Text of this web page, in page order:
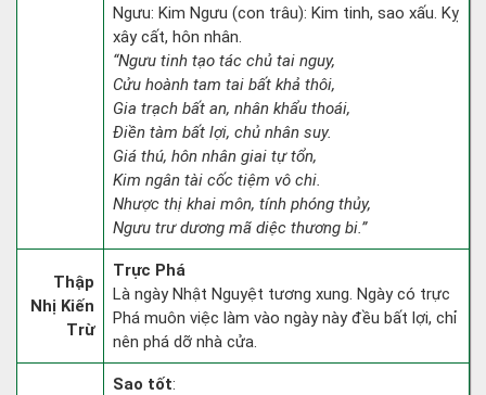
Ngưu: Kim Ngưu (con trâu): Kim tinh, sao xấu. Kỵ
xây cất, hôn nhân.
“Ngưu tinh tạo tác chủ tai nguy,
Cửu hoành tam tai bất khả thôi,
Gia trạch bất an, nhân khẩu thoái,
Điền tàm bất lợi, chủ nhân suy.
Giá thú, hôn nhân giai tự tổn,
Kim ngân tài cốc tiệm vô chi.
Nhược thị khai môn, tính phóng thủy,
Ngưu trư dương mã diệc thương bi.”
Thập
Nhị Kiến
Trừ
Trực Phá
Là ngày Nhật Nguyệt tương xung. Ngày có trực
Phá muôn việc làm vào ngày này đều bất lợi, chỉ
nên phá dỡ nhà cửa.
Sao tốt: